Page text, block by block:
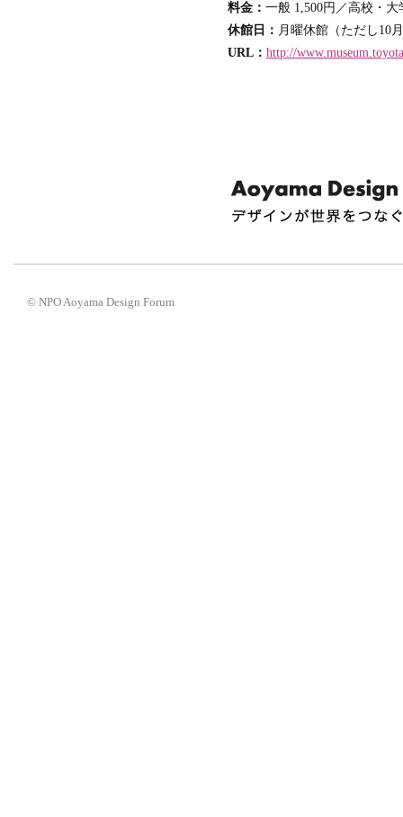
料金： 一般 1,500円／高校・
休館日： 月曜休館（ただし10
URL： http://
© NPO Aoyama Design Forum